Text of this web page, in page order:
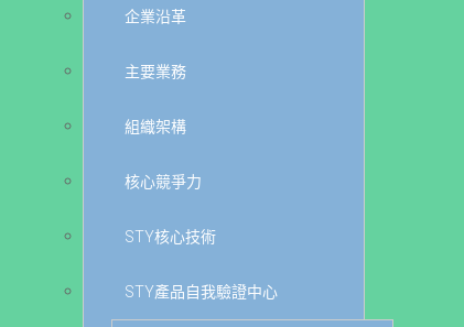
企業沿革
主要業務
組織架構
核心競爭力
STY核心技術
STY產品自我驗證中心